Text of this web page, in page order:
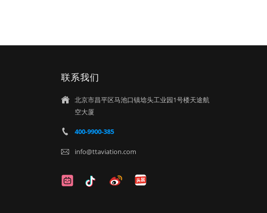
联系我们

北京市昌平区马池口镇埝头工业园1号楼天途航
空大厦
 400-9900-385
 info@ttaviation.com